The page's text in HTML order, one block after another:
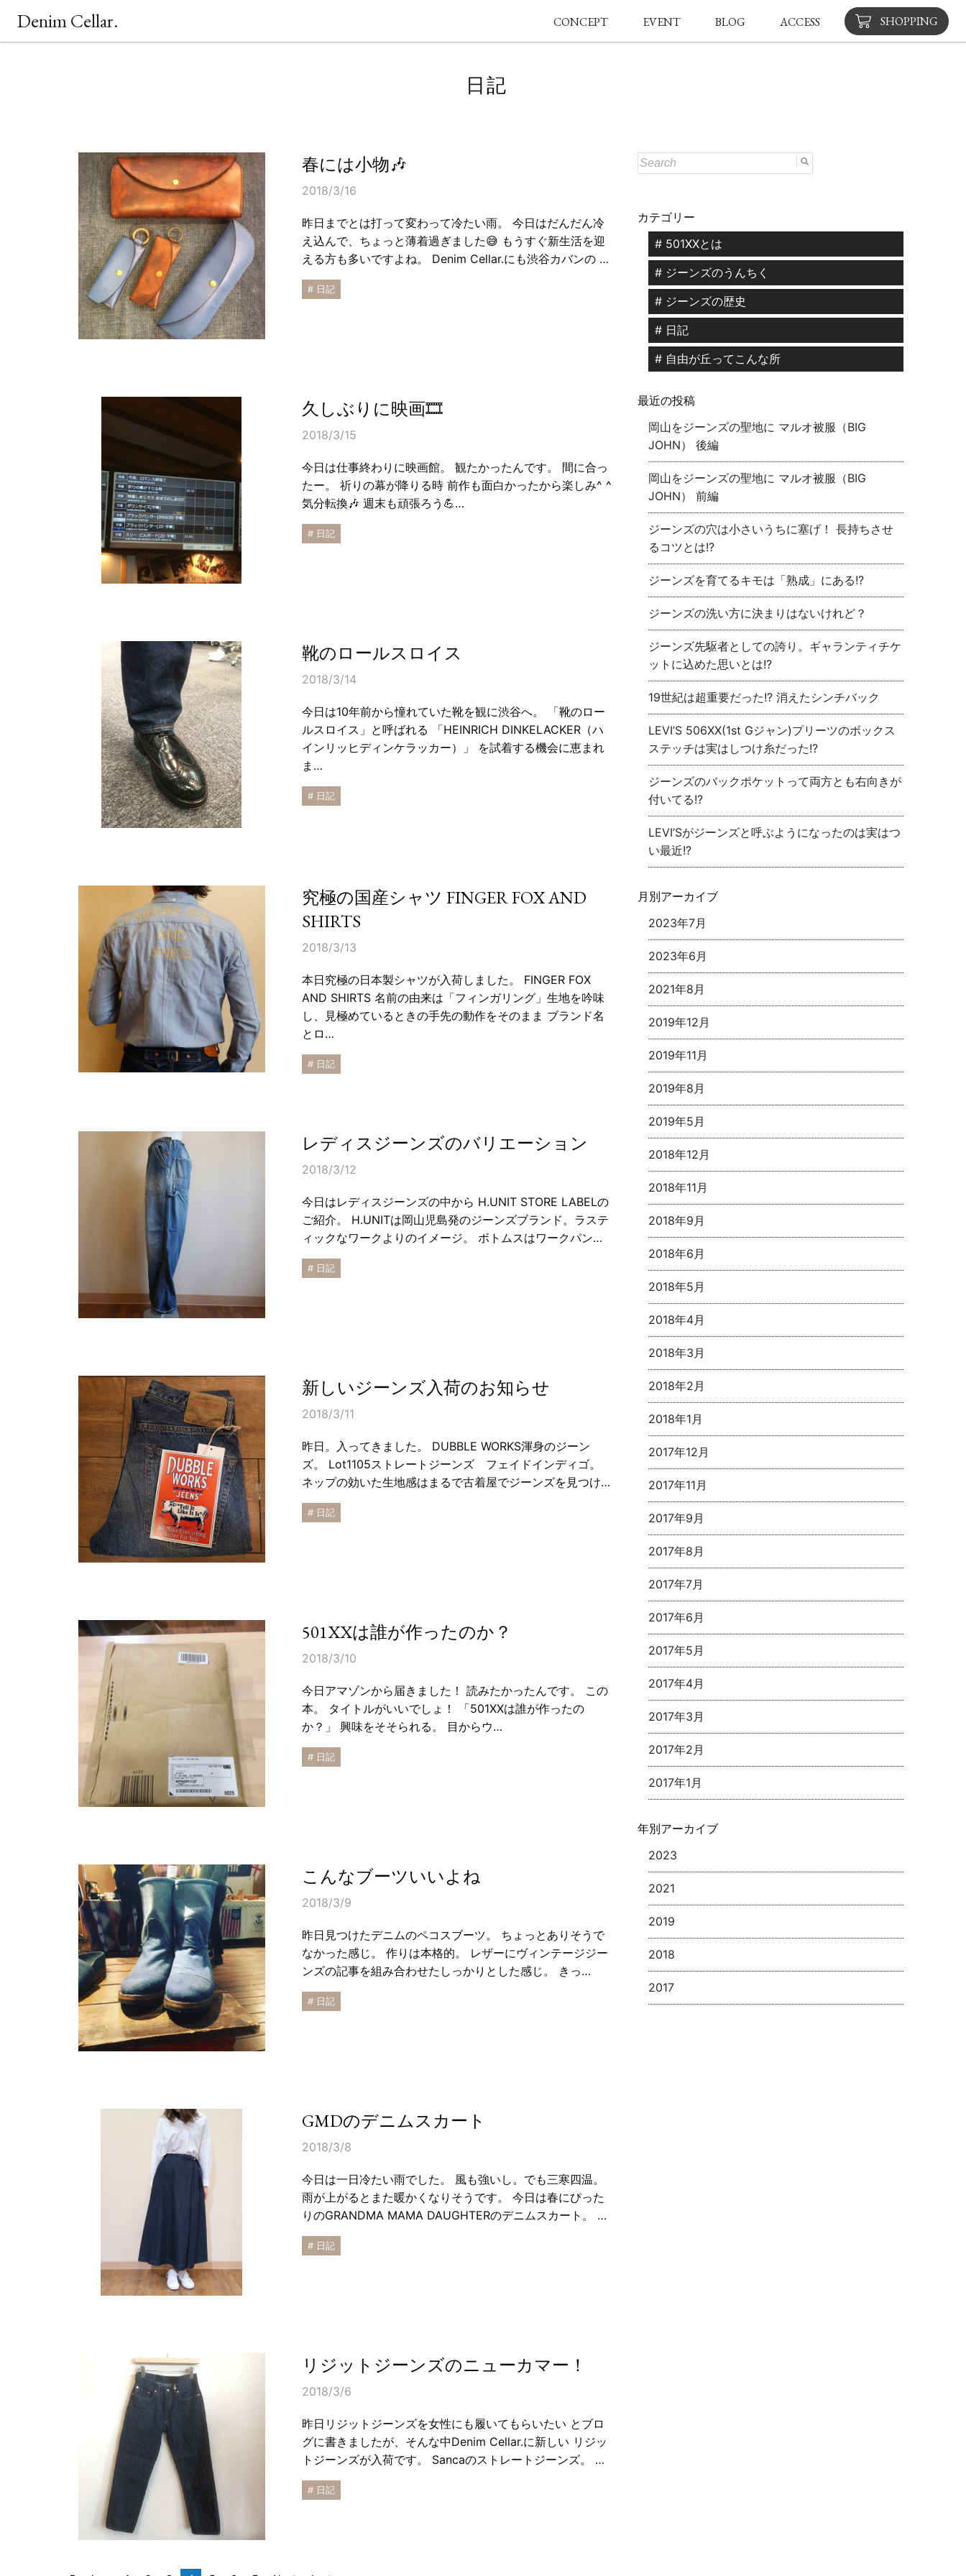
Denim Cellar. CONCEPT EVENT BLOG ACCESS SHOPPING
日記
春には小物🎶
2018/3/16
昨日までとは打って変わって冷たい雨。 今日はだんだん冷
え込んで、ちょっと薄着過ぎました😅 もうすぐ新生活を迎
える方も多いですよね。 Denim Cellar.にも渋谷カバンの …
# 日記
久しぶりに映画🎞
2018/3/15
今日は仕事終わりに映画館。 観たかったんです。 間に合っ
たー。 祈りの幕が降りる時 前作も面白かったから楽しみ^ ^
気分転換🎶 週末も頑張ろう💪…
# 日記
靴のロールスロイス
2018/3/14
今日は10年前から憧れていた靴を観に渋谷へ。 「靴のロー
ルスロイス」と呼ばれる 「HEINRICH DINKELACKER（ハ
インリッヒディンケラッカー）」 を試着する機会に恵まれ
ま…
# 日記
究極の国産シャツ FINGER FOX AND
SHIRTS
2018/3/13
本日究極の日本製シャツが入荷しました。 FINGER FOX
AND SHIRTS 名前の由来は「フィンガリング」生地を吟味
し、見極めているときの手先の動作をそのまま ブランド名
とロ…
# 日記
レディスジーンズのバリエーション
2018/3/12
今日はレディスジーンズの中から H.UNIT STORE LABELの
ご紹介。 H.UNITは岡山児島発のジーンズブランド。ラステ
ィックなワークよりのイメージ。 ボトムスはワークパン…
# 日記
新しいジーンズ入荷のお知らせ
2018/3/11
昨日。入ってきました。 DUBBLE WORKS渾身のジーン
ズ。 Lot1105ストレートジーンズ フェイドインディゴ。
ネップの効いた生地感はまるで古着屋でジーンズを見つけ…
# 日記
501XXは誰が作ったのか？
2018/3/10
今日アマゾンから届きました！ 読みたかったんです。 この
本。 タイトルがいいでしょ！ 「501XXは誰が作ったの
か？」 興味をそそられる。 目からウ…
# 日記
こんなブーツいいよね
2018/3/9
昨日見つけたデニムのペコスブーツ。 ちょっとありそうで
なかった感じ。 作りは本格的。 レザーにヴィンテージジー
ンズの記事を組み合わせたしっかりとした感じ。 きっ…
# 日記
GMDのデニムスカート
2018/3/8
今日は一日冷たい雨でした。 風も強いし。でも三寒四温。
雨が上がるとまた暖かくなりそうです。 今日は春にぴった
りのGRANDMA MAMA DAUGHTERのデニムスカート。 …
# 日記
リジットジーンズのニューカマー！
2018/3/6
昨日リジットジーンズを女性にも履いてもらいたい とブロ
グに書きましたが、そんな中Denim Cellar.に新しい リジッ
トジーンズが入荷です。 Sancaのストレートジーンズ。 …
# 日記
カテゴリー
# 501XXとは
# ジーンズのうんちく
# ジーンズの歴史
# 日記
# 自由が丘ってこんな所
最近の投稿
岡山をジーンズの聖地に マルオ被服（BIG
JOHN） 後編
岡山をジーンズの聖地に マルオ被服（BIG
JOHN） 前編
ジーンズの穴は小さいうちに塞げ！ 長持ちさせ
るコツとは!?
ジーンズを育てるキモは「熟成」にある!?
ジーンズの洗い方に決まりはないけれど？
ジーンズ先駆者としての誇り。ギャランティチケ
ットに込めた思いとは!?
19世紀は超重要だった!? 消えたシンチバック
LEVI’S 506XX(1st Gジャン)プリーツのボックス
ステッチは実はしつけ糸だった!?
ジーンズのバックポケットって両方とも右向きが
付いてる!?
LEVI’Sがジーンズと呼ぶようになったのは実はつ
い最近!?
月別アーカイブ
2023年7月
2023年6月
2021年8月
2019年12月
2019年11月
2019年8月
2019年5月
2018年12月
2018年11月
2018年9月
2018年6月
2018年5月
2018年4月
2018年3月
2018年2月
2018年1月
2017年12月
2017年11月
2017年9月
2017年8月
2017年7月
2017年6月
2017年5月
2017年4月
2017年3月
2017年2月
2017年1月
年別アーカイブ
2023
2021
2019
2018
2017